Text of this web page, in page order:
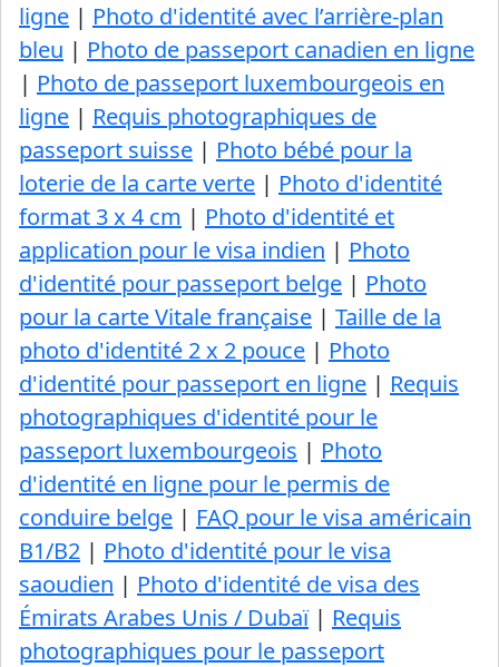
ligne | Photo d'identité avec l’arrière-plan
bleu | Photo de passeport canadien en ligne
| Photo de passeport luxembourgeois en
ligne | Requis photographiques de
passeport suisse | Photo bébé pour la
loterie de la carte verte | Photo d'identité
format 3 x 4 cm | Photo d'identité et
application pour le visa indien | Photo
d'identité pour passeport belge | Photo
pour la carte Vitale française | Taille de la
photo d'identité 2 x 2 pouce | Photo
d'identité pour passeport en ligne | Requis
photographiques d'identité pour le
passeport luxembourgeois | Photo
d'identité en ligne pour le permis de
conduire belge | FAQ pour le visa américain
B1/B2 | Photo d'identité pour le visa
saoudien | Photo d'identité de visa des
Émirats Arabes Unis / Dubaï| Requis
photographiques pour le passeport